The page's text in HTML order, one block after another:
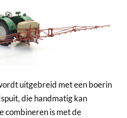
uitgebreid met een boerin
die handmatig kan
combineren is met de